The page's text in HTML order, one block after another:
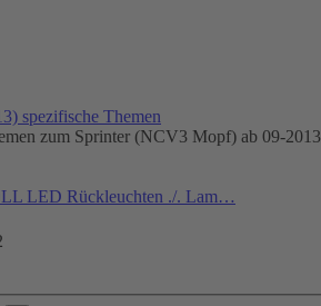
spezifische Themen
zum Sprinter (NCV3 Mopf) ab 09-2013
LED Rückleuchten ./. Lam…